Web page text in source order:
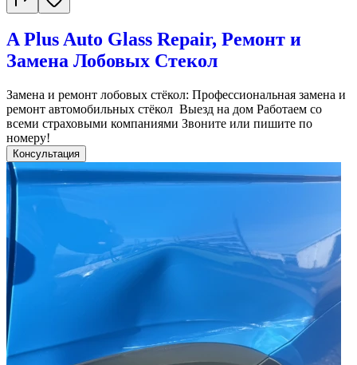
A Plus Auto Glass Repair, Ремонт и
Замена Лобовых Стекол
Замена и ремонт лобовых стёкол: Профессиональная замена и
ремонт автомобильных стёкол Выезд на дом Работаем со
всеми страховыми компаниями Звоните или пишите по
номеру!
Консультация